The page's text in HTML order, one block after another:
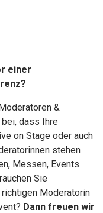
einer
&
dass Ihre
on Stage oder auch
stehen
Messen, Events
Sie
Moderatorin
Dann freuen wir